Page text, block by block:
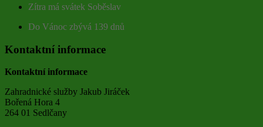
Zítra má svátek Soběslav
Do Vánoc zbývá 139 dnů
Kontaktní informace
Kontaktní informace
Zahradnické služby Jakub Jiráček
Bořená Hora 4
264 01 Sedlčany